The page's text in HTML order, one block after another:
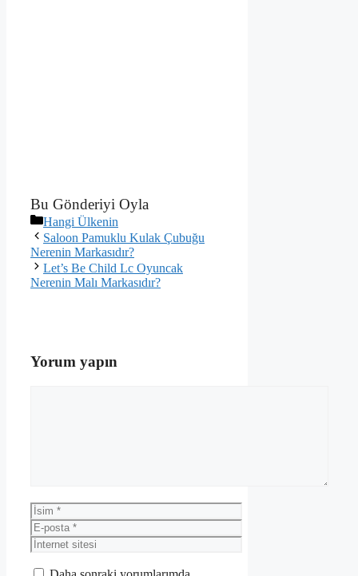
Bu Gönderiyi Oyla
Kategoriler
Hangi Ülkenin
Saloon Pamuklu Kulak Çubuğu
Nerenin Markasıdır?
Let’s Be Child Lc Oyuncak
Nerenin Malı Markasıdır?
Yorum yapın
İsim
E-
posta
İnternet
sitesi